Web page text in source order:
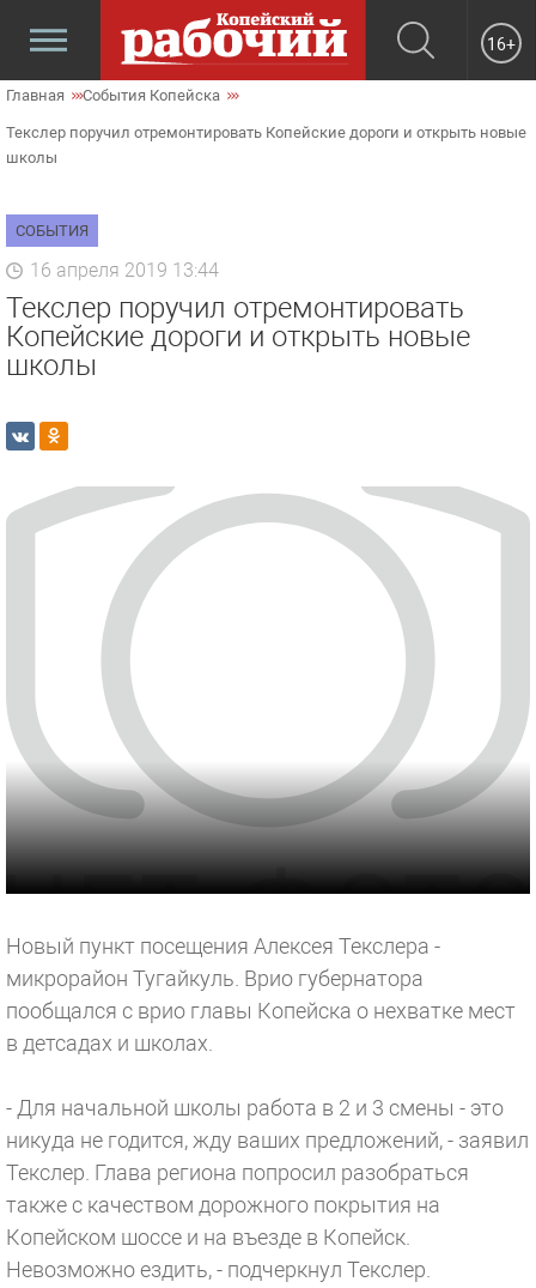
16+
Главная События Копейска
Текслер поручил отремонтировать Копейские дороги и открыть новые
школы
СОБЫТИЯ
16 апреля 2019 13:44
Текслер поручил отремонтировать
Копейские дороги и открыть новые
школы
Новый пункт посещения Алексея Текслера -
микрорайон Тугайкуль. Врио губернатора
пообщался с врио главы Копейска о нехватке мест
в детсадах и школах.
- Для начальной школы работа в 2 и 3 смены - это
никуда не годится, жду ваших предложений, - заявил
Текслер. Глава региона попросил разобраться
также с качеством дорожного покрытия на
Копейском шоссе и на въезде в Копейск.
Невозможно ездить, - подчеркнул Текслер.